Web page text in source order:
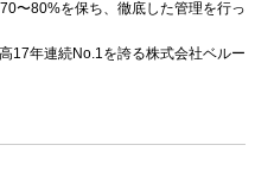
〜80%を保ち、徹底した管理を行っ
17年連続No.1を誇る株式会社ベルー